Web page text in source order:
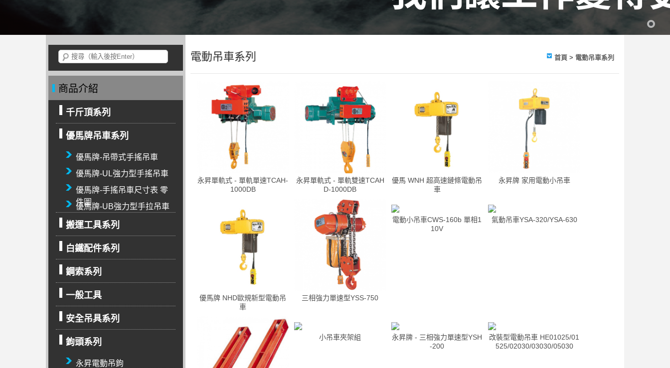
商品介紹
千斤頂系列
優馬牌吊車系列
優馬牌-吊帶式手搖吊車
優馬牌-UL強力型手搖吊車
優馬牌-手搖吊車尺寸表 零
件圖
優馬牌-UB強力型手拉吊車
搬運工具系列
白鐵配件系列
鋼索系列
一般工具
安全吊具系列
鉤頭系列
永昇電動吊鉤
電動吊車系列 首頁 > 電動吊車系列
永昇單軌式 - 單軌單速TCAH-
1000DB
永昇單軌式 - 單軌雙速TCAH
D-1000DB
優馬 WNH 超高速鏈條電動吊
車
永昇牌 家用電動小吊車
優馬牌 NHD歐規新型電動吊
車
三相強力單速型YSS-750
電動小吊車CWS-160b 單相1
10V
氣動吊車YSA-320/YSA-630
小吊車夾架組
永昇牌 - 三相強力單速型YSH
-200
改裝型電動吊車 HE01025/01
525/02030/03030/05030